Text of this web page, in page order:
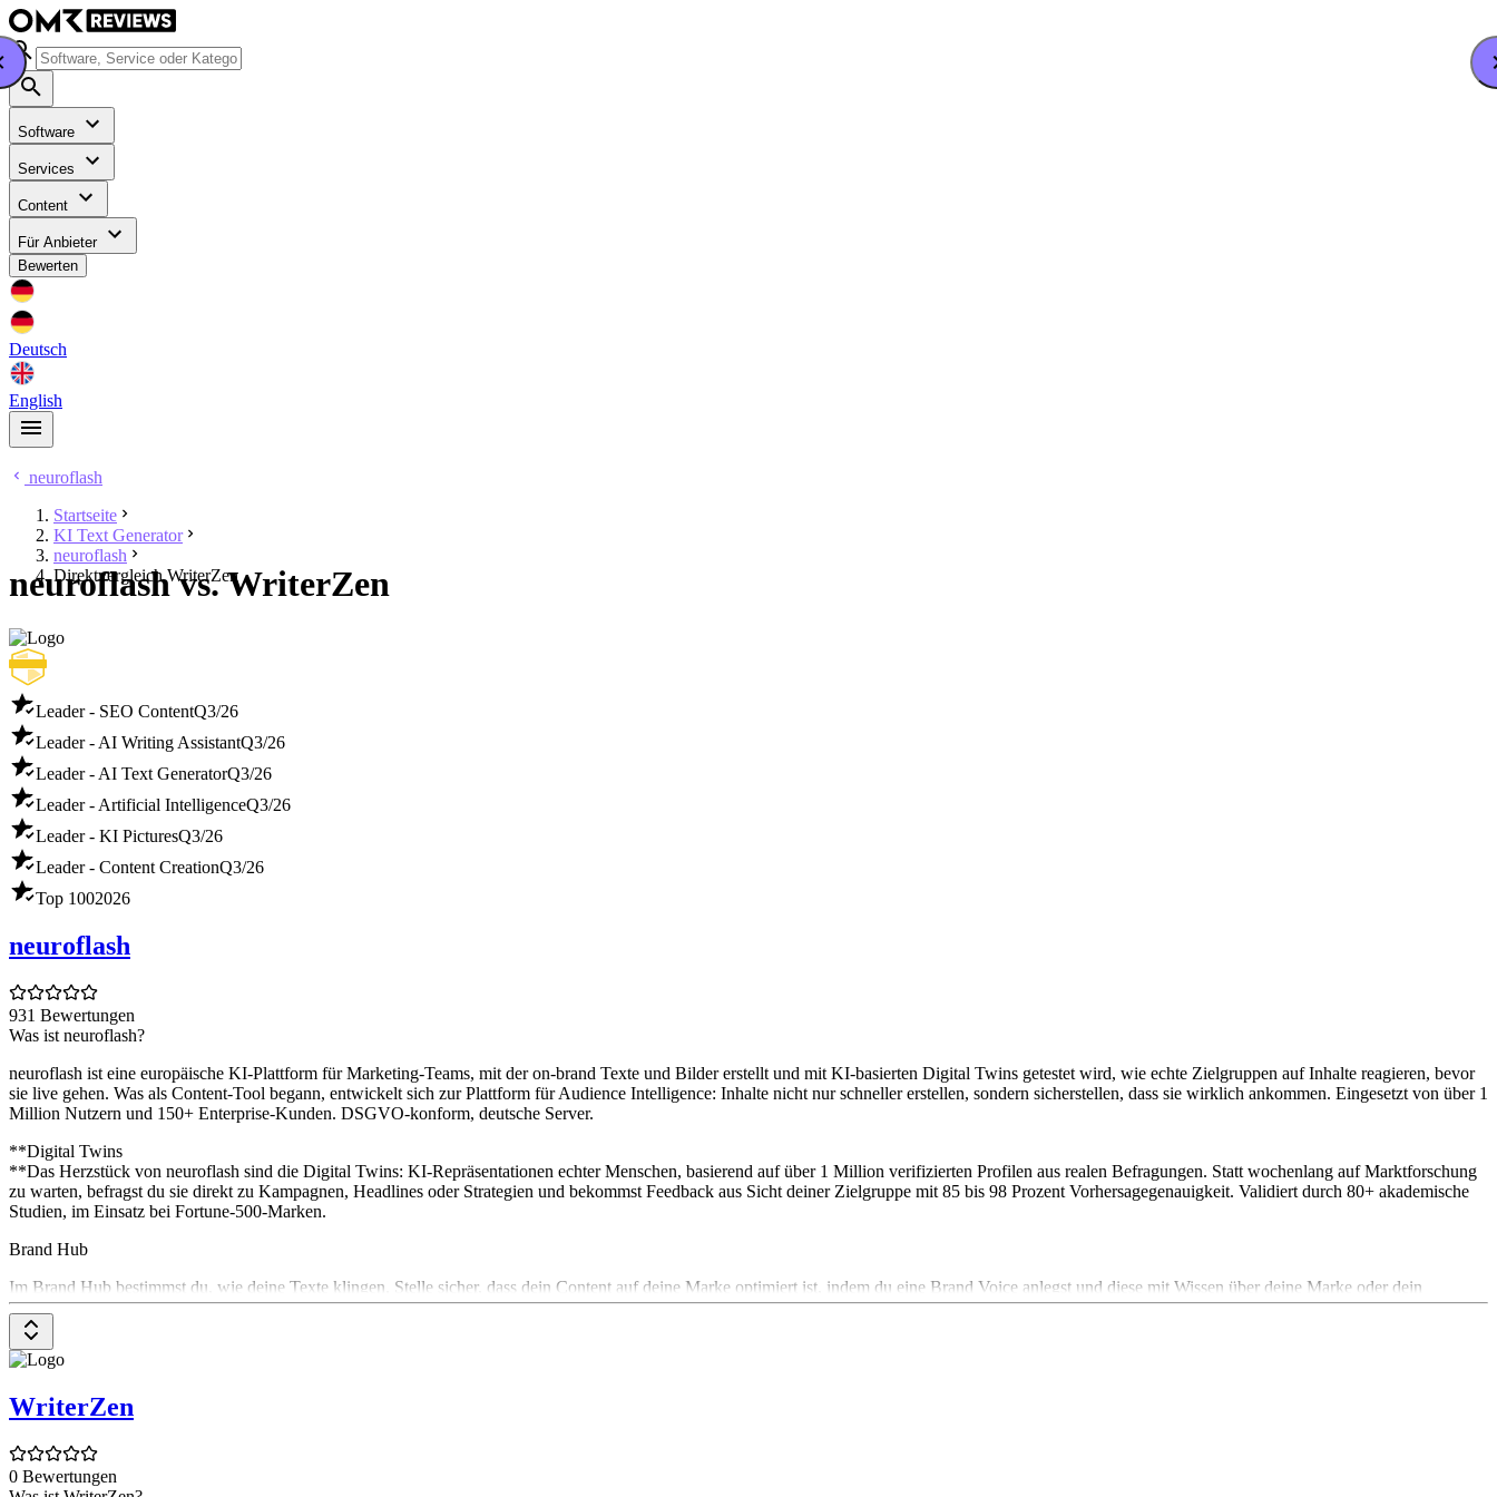
Software
Services
Content
Für Anbieter
Bewerten
Deutsch
English
neuroflash
Startseite
KI Text Generator
neuroflash
Direktvergleich WriterZen
neuroflash vs. WriterZen
Leader - SEO ContentQ3/26
Leader - AI Writing AssistantQ3/26
Leader - AI Text GeneratorQ3/26
Leader - Artificial IntelligenceQ3/26
Leader - KI PicturesQ3/26
Leader - Content CreationQ3/26
Top 1002026
neuroflash
931 Bewertungen
Was ist neuroflash?
neuroflash ist eine europäische KI-Plattform für Marketing-Teams, mit der on-brand Texte und Bilder erstellt und mit KI-basierten Digital Twins getestet wird, wie echte Zielgruppen auf Inhalte reagieren, bevor
sie live gehen. Was als Content-Tool begann, entwickelt sich zur Plattform für Audience Intelligence: Inhalte nicht nur schneller erstellen, sondern sicherstellen, dass sie wirklich ankommen. Eingesetzt von über 1
Million Nutzern und 150+ Enterprise-Kunden. DSGVO-konform, deutsche Server.
**Digital Twins
**Das Herzstück von neuroflash sind die Digital Twins: KI-Repräsentationen echter Menschen, basierend auf über 1 Million verifizierten Profilen aus realen Befragungen. Statt wochenlang auf Marktforschung
zu warten, befragst du sie direkt zu Kampagnen, Headlines oder Strategien und bekommst Feedback aus Sicht deiner Zielgruppe mit 85 bis 98 Prozent Vorhersagegenauigkeit. Validiert durch 80+ akademische
Studien, im Einsatz bei Fortune-500-Marken.
Brand Hub
Im Brand Hub bestimmst du, wie deine Texte klingen. Stelle sicher, dass dein Content auf deine Marke optimiert ist, indem du eine Brand Voice anlegst und diese mit Wissen über deine Marke oder dein
Unternehmen füllst. Außerdem kannst du Informationen hochladen, z.B. über ein bestimmtes Produkt oder einfach nur noch mehr Hintergrundwissen. Die KI wendet das alles beim Generieren der Texte an - für
on-brand Content immer und überall!
ChatFlash
Deine Nr.1 Alternative zu ChatGPT. In ChatFlash kannst du lange Texte im Chat erstellen und dabei Vorlagen zur Erstellung der Inhalte verwenden. Verwende zudem eine Brand Voice z.B. deine
Unternehmensmarke und fülle diese mit Markenwerten auf. Dadurch antwortet ChatFlash in der Stimme der Unternehmensmarke und kann die Inhalte noch einfacher personalisieren. Wenn die zugehörige
Browser Extension heruntergeladen ist, kann ChatFlash sogar auf jeder beliebigen Website verwendet werden.
Inhalte erstellen
WriterZen
0 Bewertungen